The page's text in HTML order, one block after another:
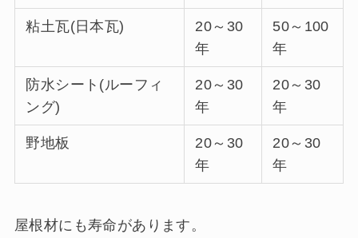
粘土瓦(日本瓦)
20～30
年
50～100
年
防水シート(ルーフィ
ング)
20～30
年
20～30
年
野地板
20～30
年
20～30
年
屋根材にも寿命があります。